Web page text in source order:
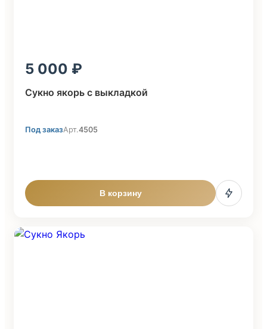
5 000
Сукно якорь с выкладкой
Под заказАрт.4505
В корзину